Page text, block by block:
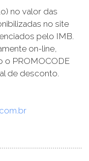
no valor das
no site
pelo IMB.
on-line,
o PROMOCODE
de desconto.